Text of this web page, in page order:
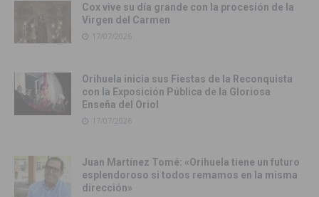
Cox vive su día grande con la procesión de la
Virgen del Carmen
17/07/2026
Orihuela inicia sus Fiestas de la Reconquista
con la Exposición Pública de la Gloriosa
Enseña del Oriol
17/07/2026
Juan Martínez Tomé: «Orihuela tiene un futuro
esplendoroso si todos remamos en la misma
dirección»